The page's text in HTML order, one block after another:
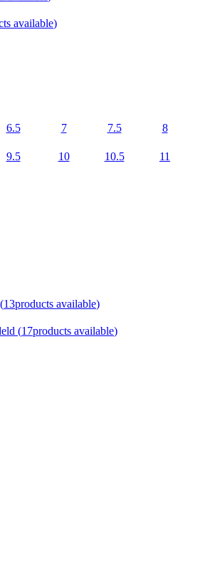
available)
6.5 7 7.5 8
9.5 10 10.5 11
(13products available)
(17products available)